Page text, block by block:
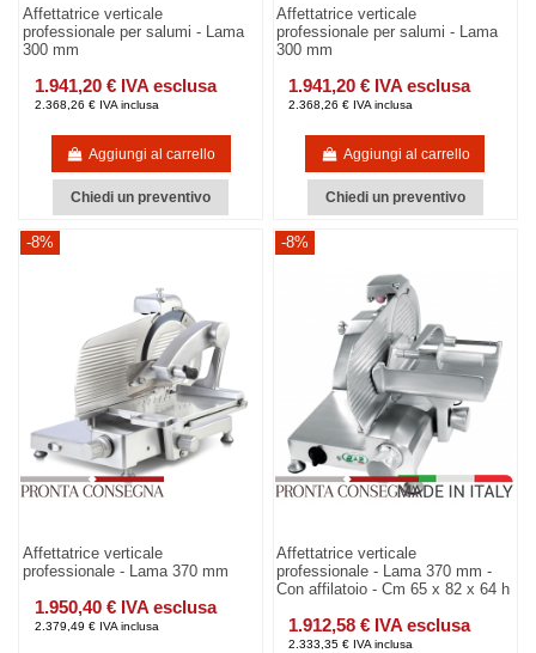
Affettatrice verticale
professionale per salumi - Lama
300 mm
1.941,20 € IVA esclusa
2.368,26 € IVA inclusa
Aggiungi al carrello
Chiedi un preventivo
Affettatrice verticale
professionale per salumi - Lama
300 mm
1.941,20 € IVA esclusa
2.368,26 € IVA inclusa
Aggiungi al carrello
Chiedi un preventivo
-8%
Affettatrice verticale
professionale - Lama 370 mm
1.950,40 € IVA esclusa
2.379,49 € IVA inclusa
-8%
Affettatrice verticale
professionale - Lama 370 mm -
Con affilatoio - Cm 65 x 82 x 64 h
1.912,58 € IVA esclusa
2.333,35 € IVA inclusa